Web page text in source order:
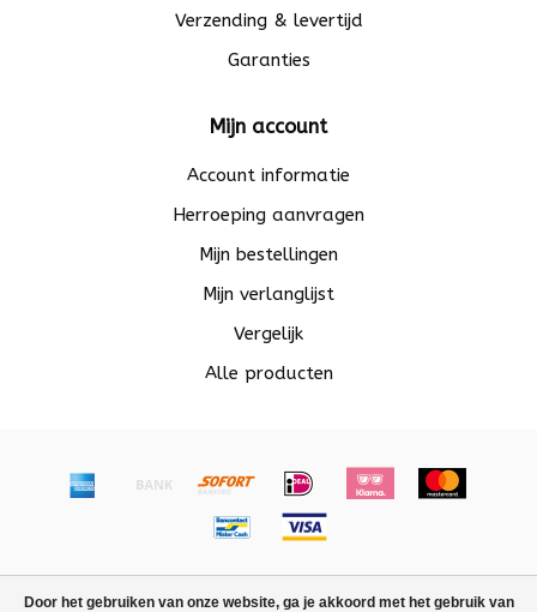
Door het gebruiken van onze website, ga je akkoord met het gebruik van
Verzending & levertijd
Garanties
Mijn account
Account informatie
Herroeping aanvragen
Mijn bestellingen
Mijn verlanglijst
Vergelijk
Alle producten